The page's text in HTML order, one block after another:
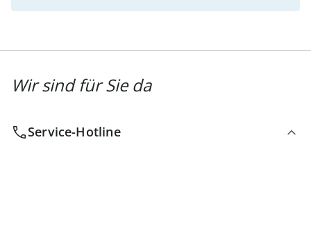
Wir sind für Sie da
Service-Hotline